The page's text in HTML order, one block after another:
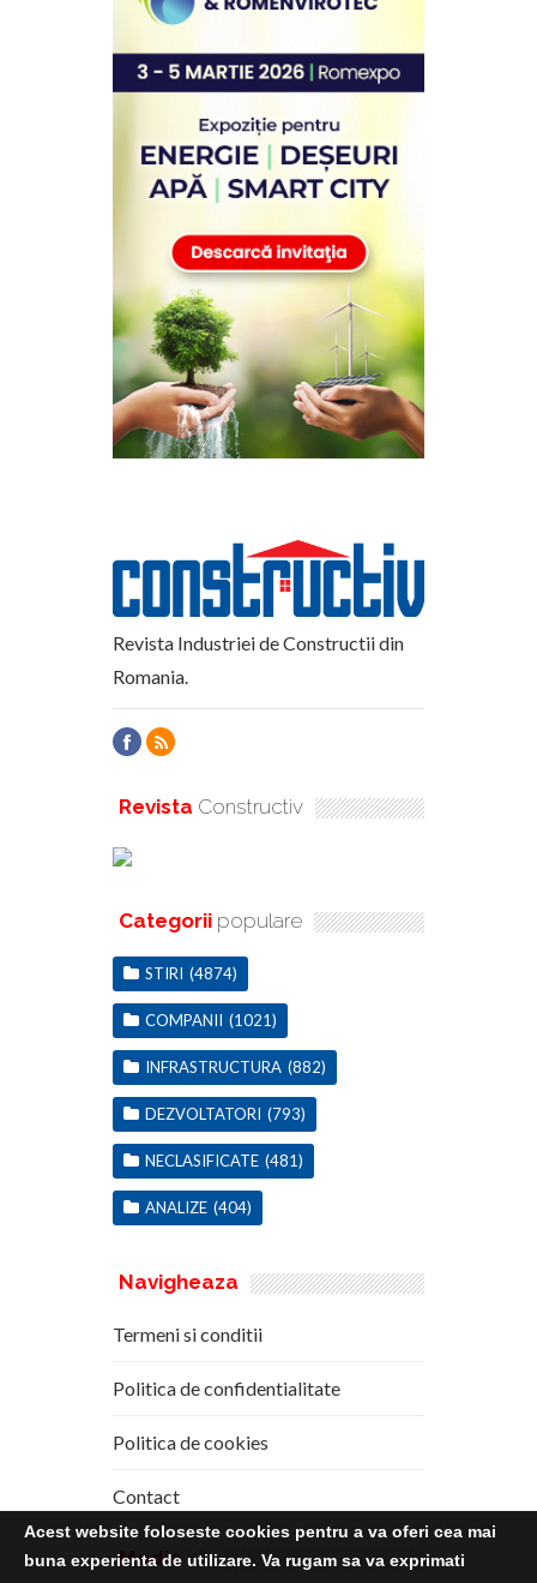
Revista Industriei de Constructii din
Romania.
Revista Constructiv
Categorii populare
STIRI (4874)
COMPANII (1021)
INFRASTRUCTURA (882)
DEZVOLTATORI (793)
NECLASIFICATE (481)
ANALIZE (404)
Navigheaza
Termeni si conditii
Politica de confidentialitate
Politica de cookies
Contact
Media Kit
Acest website foloseste cookies pentru a va oferi cea mai
buna experienta de utilizare. Va rugam sa va exprimati